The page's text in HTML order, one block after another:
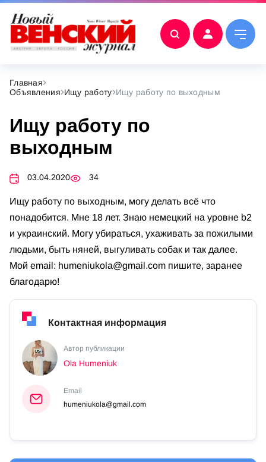
Главная
Объявления Ищу работу Ищу работу по выходным
Ищу работу по
выходным
03.04.2020 34
Ищу работу по выходным, могу делать всё что
понадобится. Мне 18 лет. Знаю немецкий на уровне b2
и украинский. Могу убираться, ухаживать за пожилыми
людьми, быть няней, выгуливать собак и так далее.
Мой email: humeniukola@gmail.com пишите, заранее
благодарю!
Контактная информация
Автор публикации
Ola Humeniuk
Email
humeniukola@gmail.com